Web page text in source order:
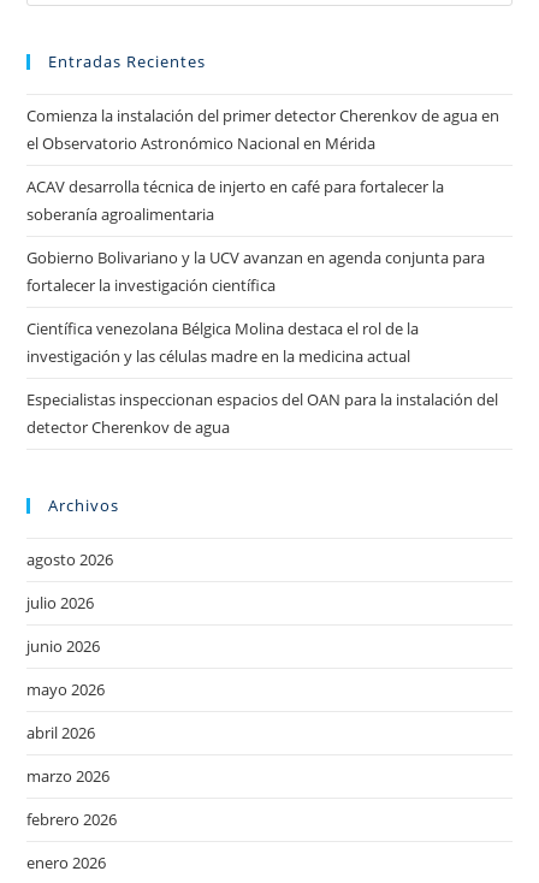
Entradas Recientes
Comienza la instalación del primer detector Cherenkov de agua en
el Observatorio Astronómico Nacional en Mérida
ACAV desarrolla técnica de injerto en café para fortalecer la
soberanía agroalimentaria
Gobierno Bolivariano y la UCV avanzan en agenda conjunta para
fortalecer la investigación científica
Científica venezolana Bélgica Molina destaca el rol de la
investigación y las células madre en la medicina actual
Especialistas inspeccionan espacios del OAN para la instalación del
detector Cherenkov de agua
Archivos
agosto 2026
julio 2026
junio 2026
mayo 2026
abril 2026
marzo 2026
febrero 2026
enero 2026